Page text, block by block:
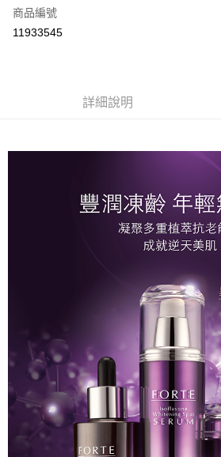
信用卡分期付款
上海商業儲蓄銀行
台北
遠東
永豐
玉山商業銀行
星展（
中國信
1.本服務由台灣大哥大提供，台灣大哥大用戶可
2.付款方式選擇「大哥付你分期」，訂單成立後
流程，驗證手機門號後，選擇欲分期的期數、
3.實際核准額度、可分期數及費用金額請依後續
4.訂單成立30分鐘內，如未前往確認交易或遇
消。如遇「轉專審核」未通過狀況，表示未達
法說明評估內容。
【繳款方式說明】
1.分期款項不併入電信帳單，「大哥付你分期」
【關於「AFTEE先享後付」】
AFTEE先享後付是「在收到商品之後才付款」
便利好安心！
１．簡單：不需註冊會員、不需綁卡、不需儲值
２．便利：只要手機號碼，簡訊認證，即可結帳
３．安心：先確認商品／服務後，再付款。
【「AFTEE先享後付」結帳流程】
１．於結帳方式選擇「AFTEE先享後付」後，
Hami Point
相關說明
「Hami Point」為中華電信所提供之點數服務
會員帳號後，即可在購物車使用 Hami Point 折
ATM付款
貨到付款
商品編號
11933545
詳細說明